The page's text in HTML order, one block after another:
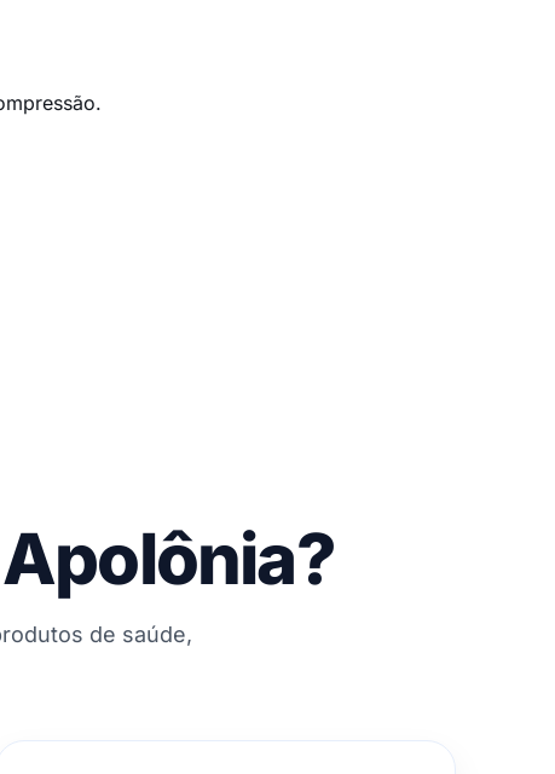
de saúde,